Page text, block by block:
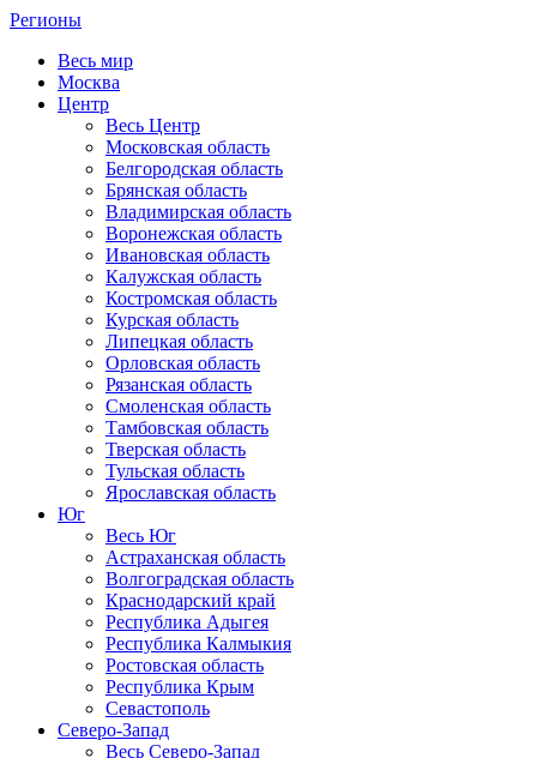
Регионы
Весь мир
Москва
Центр
Весь Центр
Московская область
Белгородская область
Брянская область
Владимирская область
Воронежская область
Ивановская область
Калужская область
Костромская область
Курская область
Липецкая область
Орловская область
Рязанская область
Смоленская область
Тамбовская область
Тверская область
Тульская область
Ярославская область
Юг
Весь Юг
Астраханская область
Волгоградская область
Краснодарский край
Республика Адыгея
Республика Калмыкия
Ростовская область
Республика Крым
Севастополь
Северо-Запад
Весь Северо-Запад